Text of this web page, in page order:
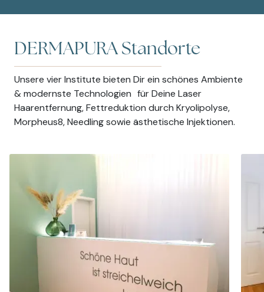
DERMAPURA Standorte
Unsere vier Institute bieten Dir ein schönes Ambiente
& modernste Technologien für Deine Laser
Haarentfernung, Fettreduktion durch Kryolipolyse,
Morpheus8, Needling sowie ästhetische Injektionen.